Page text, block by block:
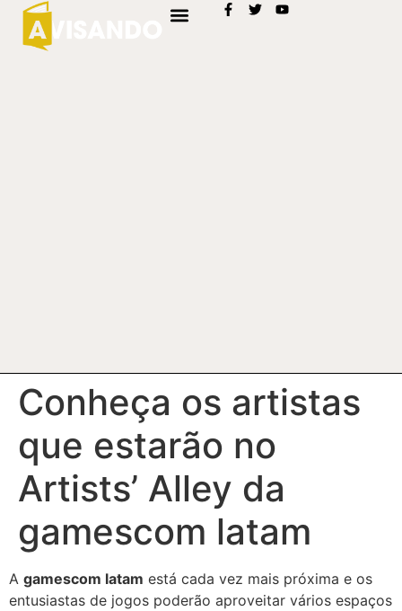
Conheça os artistas
que estarão no
Artists’ Alley da
gamescom latam
A gamescom latam está cada vez mais próxima e os
entusiastas de jogos poderão aproveitar vários espaços